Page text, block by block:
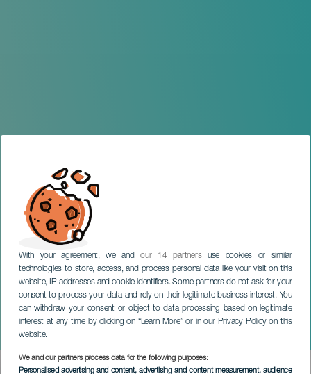
With your agreement, we andour 14 partnersuse cookies or similar
technologies to store, access, and process personal data like your visit on this
website, IP addresses and cookie identifiers. Some partners do not ask for your
consent to process your data and rely on their legitimate business interest. You
can withdraw your consent or object to data processing based on legitimate
interest at any time by clicking on “Learn More” or in our Privacy Policy on this
website.
We and our partners process data for the following purposes:
Personalised advertising and content, advertising and content measurement, audience
Rallye Des Îles du Soleil
FUERTEVENTURA
Imagen